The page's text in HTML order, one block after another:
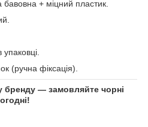
бавовна + міцний пластик.
(ручна фіксація).
бренду — замовляйте чорні